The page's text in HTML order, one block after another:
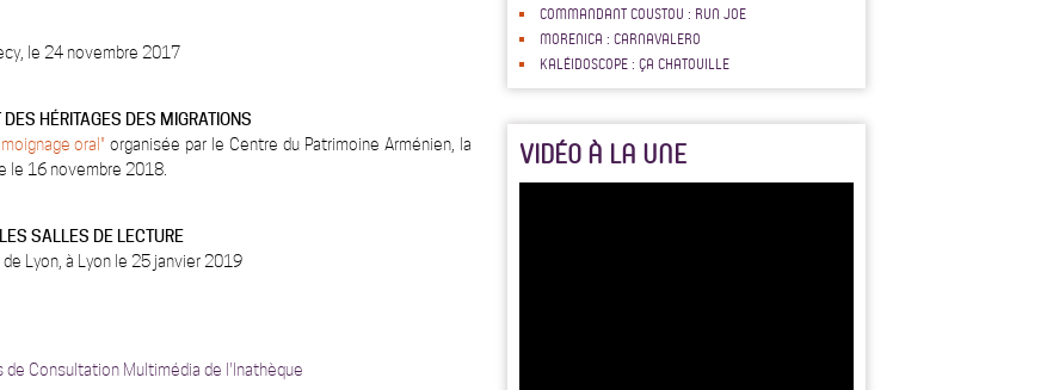
le 24 novembre 2017
HÉRITAGES DES MIGRATIONS
oral"organisée par le Centre du Patrimoine Arménien, la
le 16 novembre 2018.
SALLES DE LECTURE
Lyon, à Lyon le 25 janvier 2019
de Consultation Multimédia de l'Inathèque
COMMANDANT COUSTOU : RUN JOE
MORENICA : CARNAVALERO
KALÉIDOSCOPE : ÇA CHATOUILLE
VIDÉO À LA UNE